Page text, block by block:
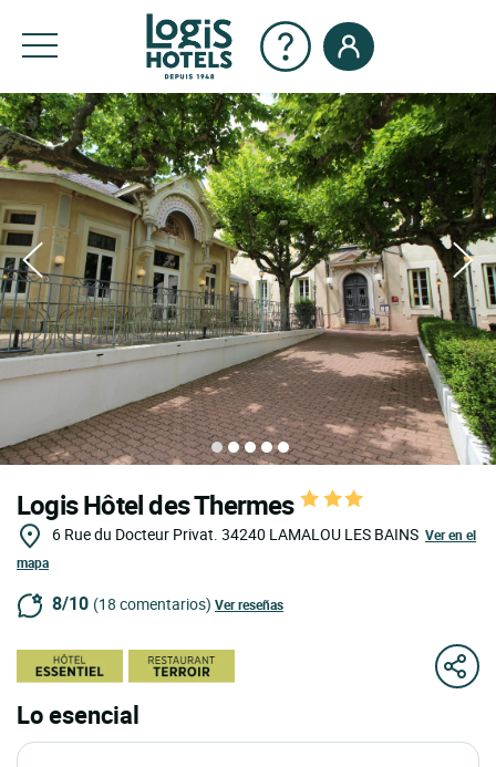
Logis Hôtel des Thermes
6 Rue du Docteur Privat. 34240 LAMALOU LES BAINS Ver en el
mapa
8/10 (18 comentarios) Ver reseñas
Lo esencial